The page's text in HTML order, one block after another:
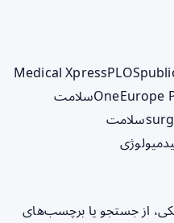
Medical XpressPLOS
OneEurope
سلامت
سلامت
از جستجو یا برچسب‌های